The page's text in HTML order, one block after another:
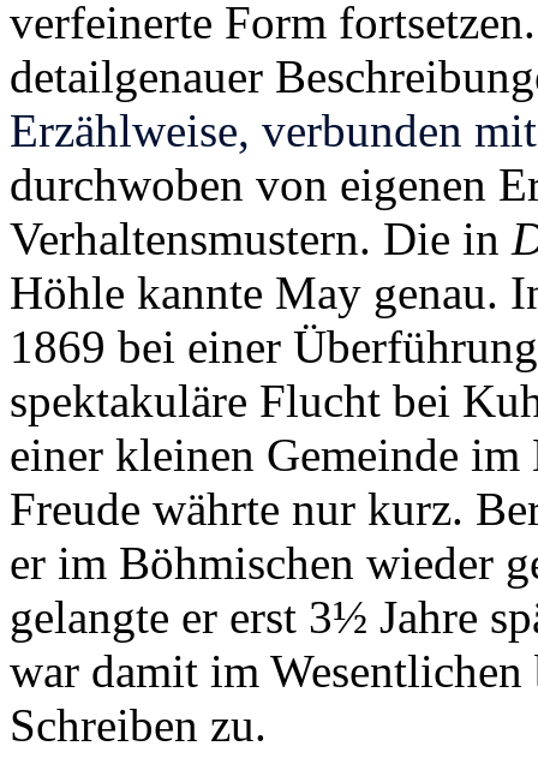
verfeinerte Form
detailgenauer
Erzählweise, verbunden
durchwoben von eigenen
Verhaltensmustern. Die in
Höhle kannte May genau.
1869 bei einer
spektakuläre Flucht bei
einer kleinen Gemeinde
Freude währte nur kurz.
er im Böhmischen wieder
gelangte er erst 3½ Jahre
war damit im Wesentlichen
Schreiben zu.